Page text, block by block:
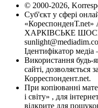
© 2000-2026,
Суб'єкт у сфері
«КореспонденТ.net»
ХАРКІВСЬКЕ ШОСЕ,
Ідентифікатор
Використання будь-
сайті, дозволяється
Корреспондент.net.
При копіюванні
і світу» , для
відкрите для